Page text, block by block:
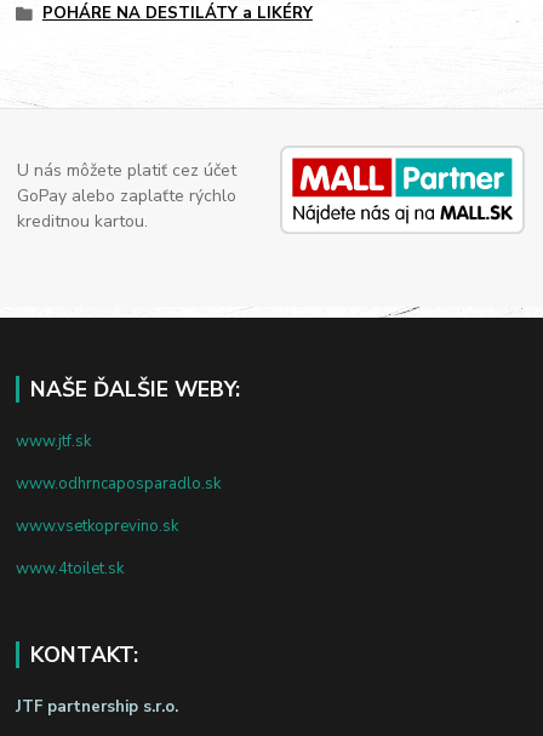
POHÁRE NA DESTILÁTY a LIKÉRY
U nás môžete platiť cez účet
GoPay alebo zaplaťte rýchlo
kreditnou kartou.
NAŠE ĎALŠIE WEBY:
www.jtf.sk
www.odhrncaposparadlo.sk
www.vsetkoprevino.sk
www.4toilet.sk
KONTAKT:
JTF partnership s.r.o.